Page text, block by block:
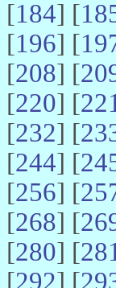
[184] [
[196] [
[208] [
[220] [
[232] [
[244] [
[256] [
[268] [
[280] [
[292] [